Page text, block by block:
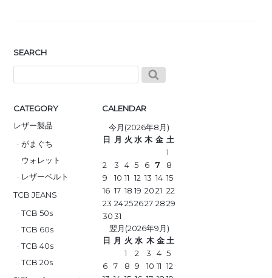
SEARCH
CATEGORY
レザー製品
がまぐち
ウォレット
レザーベルト
TCB JEANS
TCB 50s
TCB 60s
TCB 40s
TCB 20s
CALENDAR
今月(2026年8月)
日 月 火 水 木 金 土
1
2
3 4 5 6 7
8
9
10 11 12 13 14 15
16 17 18 19 20 21 22
23 24252627 28 29
30 31
翌月(2026年9月)
日 月 火 水 木 金 土
1
2 3 4 5
6
7 8 9 10 11 12